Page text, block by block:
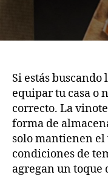
Si estás buscando
equipar tu casa o
correcto. La
forma de
solo mantienen
condiciones de
agregan un toque